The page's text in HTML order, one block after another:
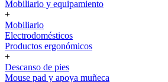
Mobiliario y equipamiento
+
Mobiliario
Electrodomésticos
Productos ergonómicos
+
Descanso de pies
Mouse pad y apoya muñeca